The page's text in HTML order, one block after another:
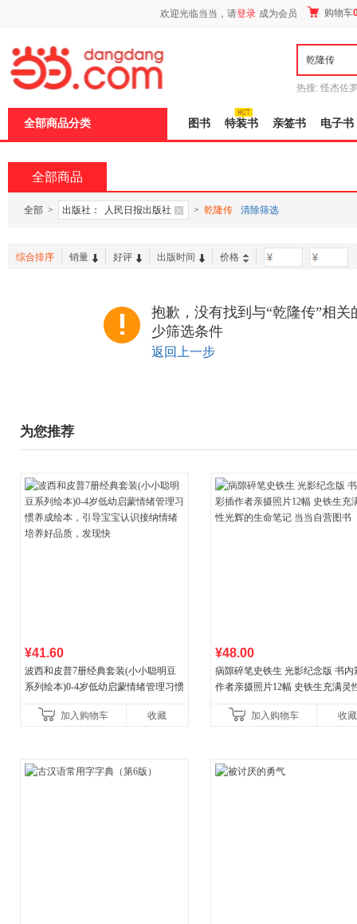
欢迎光临当当，请登录 成为会员 购物车
热搜: 怪杰佐
全部商品分类 图书 特装书 亲签书 电子书
全部商品
全部 > 出版社： 人民日报出版社 > 乾隆传 清除筛选
综合排序 销量 好评 出版时间 价格 -
抱歉，没有找到与“乾隆传”相
少筛选条件
返回上一步
为您推荐
¥41.60
波西和皮普7册经典套装(小小聪明豆
系列绘本)0-4岁低幼启蒙情绪管理习惯
养好品质，发现快
加入购物车 收藏
¥48.00
病隙碎笔史铁生 光影纪念版 书内
作者亲摄照片12幅 史铁生充满灵
加入购物车
收藏
页
加